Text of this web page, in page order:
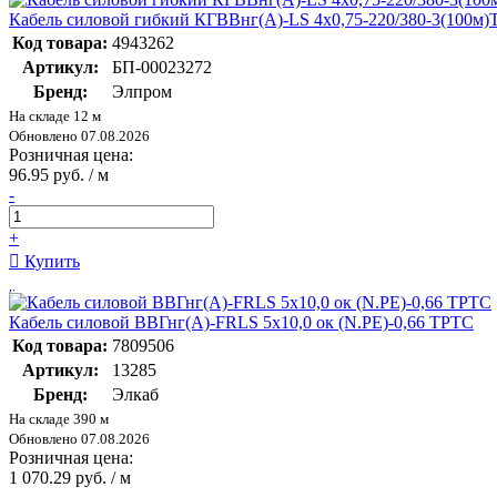
Кабель силовой гибкий КГВВнг(А)-LS 4х0,75-220/380-
Код товара: 4943262
Артикул:
БП-00023272
Бренд:
Элпром
На складе 12 м
Обновлено 07.08.2026
Розничная цена:
96.95 руб. / м
-
+
Купить
Кабель силовой ВВГнг(А)-FRLS 5х10,0 ок (N.РЕ)-0,66 ТРТС
Код товара: 7809506
Артикул:
13285
Бренд:
Элкаб
На складе 390 м
Обновлено 07.08.2026
Розничная цена:
1 070.29 руб. / м